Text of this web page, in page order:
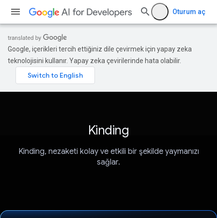
Oturum aç
Google, içerikleri tercih ettiğiniz dile çevirmek için yapay zeka
teknolojisini kullanır. Yapay zeka çevirilerinde hata olabilir.
Kinding
Kinding, nezaketi kolay ve etkili bir şekilde yaymanızı
sağlar.